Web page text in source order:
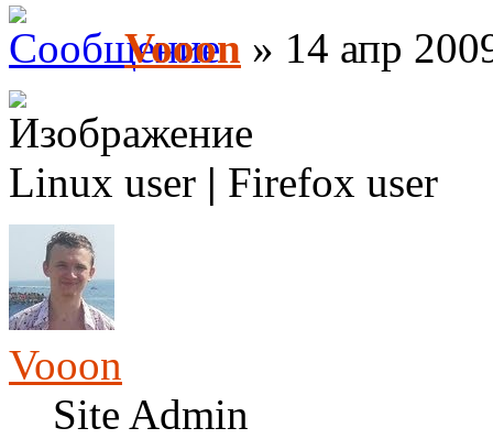
Vooon » 14 апр
Linux user | Firefox user
Vooon
Site Admin